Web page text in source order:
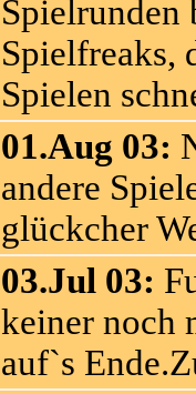
Spielrunden
Spielfreaks,
Spielen
01.Aug 03:
andere
glückcher
03.Jul 03:
keiner noch
auf`s